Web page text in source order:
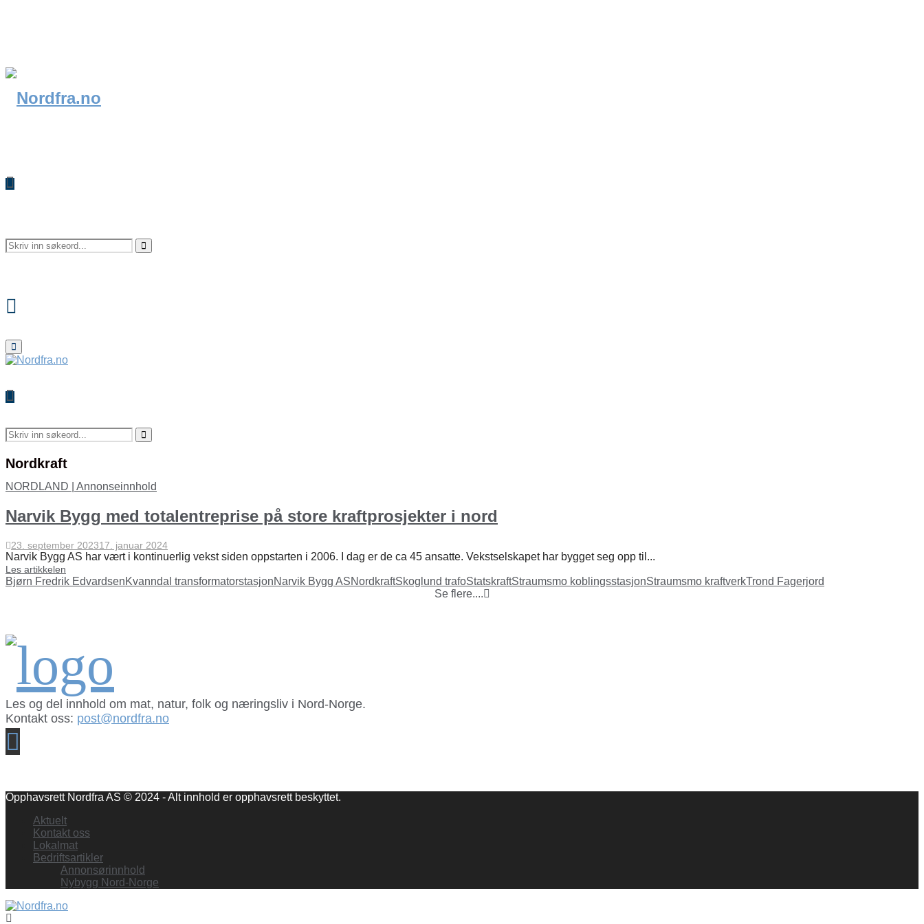
Search
Search
Primary
Menu
Search
for:
Search
Nordkraft
NORDLAND | Annonseinnhold
Narvik Bygg med totalentreprise på store kraftprosjekter i nord
23. september 202317. januar 2024
Narvik Bygg AS har vært i kontinuerlig vekst siden oppstarten i 2006. I dag er de ca 45 ansatte. Vekstselskapet har bygget seg opp til...
Les artikkelen
Bjørn Fredrik EdvardsenKvanndal transformatorstasjonNarvik Bygg ASNordkraftSkoglund trafoStatskraftStraumsmo koblingsstasjonStraumsmo kraftverkTrond Fagerjord
Se flere....
Les og del innhold om mat, natur, folk og næringsliv i Nord-Norge.
Kontakt oss: post@nordfra.no
Opphavsrett Nordfra AS © 2024 - Alt innhold er opphavsrett beskyttet.
Aktuelt
Kontakt oss
Lokalmat
Bedriftsartikler
Annonsørinnhold
Nybygg Nord-Norge